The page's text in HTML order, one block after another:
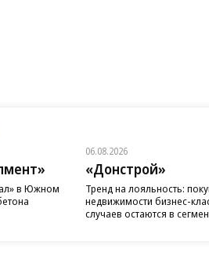
в Южном
06.08.2026
«Донстрой»
Тренд на лояльность:
недвижимости бизнес-
случаев остаются в